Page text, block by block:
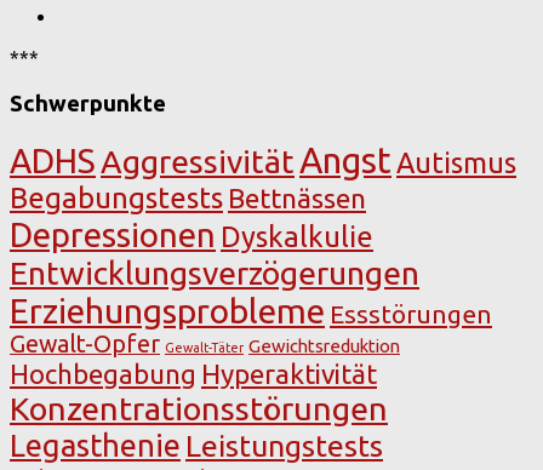
***
Schwerpunkte
ADHSAggressivitätAngst Autismus
Begabungstests Bettnässen
Depressionen Dyskalkulie
Entwicklungsverzögerungen
Erziehungsprobleme Essstörungen
Gewalt-Opfer Gewalt-Täter Gewichtsreduktion
Hochbegabung Hyperaktivität
Konzentrationsstörungen
Legasthenie Leistungstests